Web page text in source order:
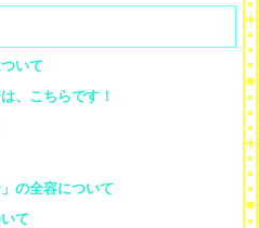
いて
、こちらです！
の全容について
て